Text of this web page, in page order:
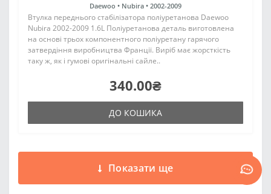
Daewoo • Nubira • 2002-2009
Втулка переднього стабілізатора поліуретанова Daewoo
Nubira 2002-2009 1.6L Поліуретанова деталь виготовлена
на основі трьох компонентного поліуретану гарячого
затвердіння виробництва Франції. Виріб має жорсткість
таку ж, як і гумові оригінальні сайле..
340.00₴
ДО КОШИКА
Показати ще